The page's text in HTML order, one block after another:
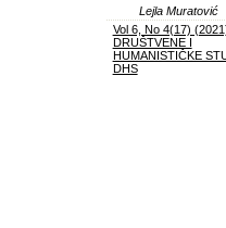
Lejla Muratović
Vol 6, No 4(17)
DRUŠTVENE I
HUMANISTIČKE
DHS